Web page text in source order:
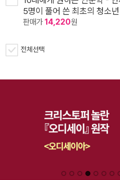
5명이 풀어 쓴 최초의 청소
판매가14,220원
전체선택